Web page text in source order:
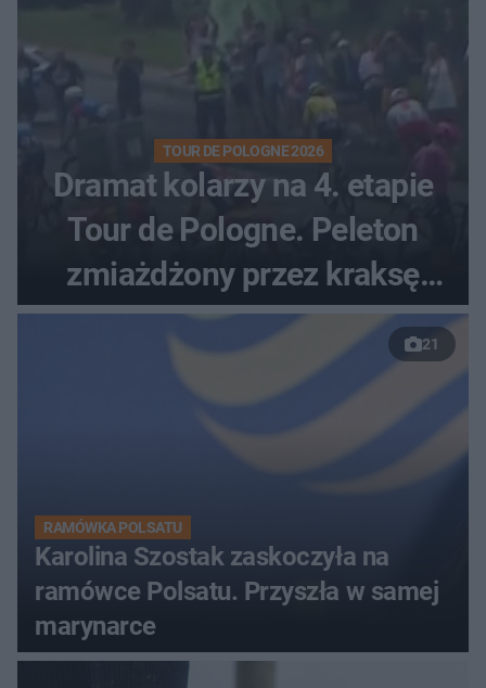
TOUR DE POLOGNE 2026
Dramat kolarzy na 4. etapie
Tour de Pologne. Peleton
zmiażdżony przez kraksę
przed Karpaczem
21
RAMÓWKA POLSATU
Karolina Szostak zaskoczyła na
ramówce Polsatu. Przyszła w samej
marynarce